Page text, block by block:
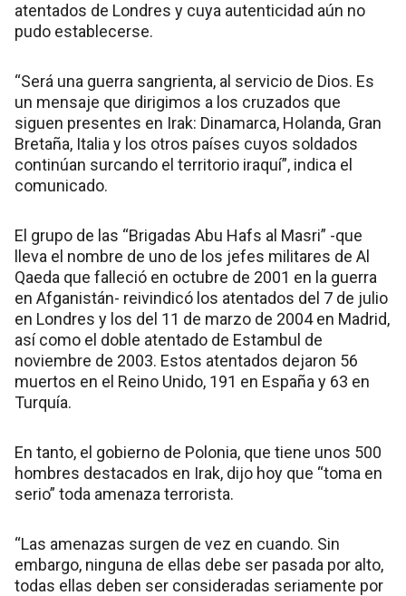
atentados de Londres y cuya autenticidad aún no
pudo establecerse.
“Será una guerra sangrienta, al servicio de Dios. Es
un mensaje que dirigimos a los cruzados que
siguen presentes en Irak: Dinamarca, Holanda, Gran
Bretaña, Italia y los otros países cuyos soldados
continúan surcando el territorio iraquí”, indica el
comunicado.
El grupo de las “Brigadas Abu Hafs al Masri” -que
lleva el nombre de uno de los jefes militares de Al
Qaeda que falleció en octubre de 2001 en la guerra
en Afganistán- reivindicó los atentados del 7 de julio
en Londres y los del 11 de marzo de 2004 en Madrid,
así como el doble atentado de Estambul de
noviembre de 2003. Estos atentados dejaron 56
muertos en el Reino Unido, 191 en España y 63 en
Turquía.
En tanto, el gobierno de Polonia, que tiene unos 500
hombres destacados en Irak, dijo hoy que “toma en
serio” toda amenaza terrorista.
“Las amenazas surgen de vez en cuando. Sin
embargo, ninguna de ellas debe ser pasada por alto,
todas ellas deben ser consideradas seriamente por